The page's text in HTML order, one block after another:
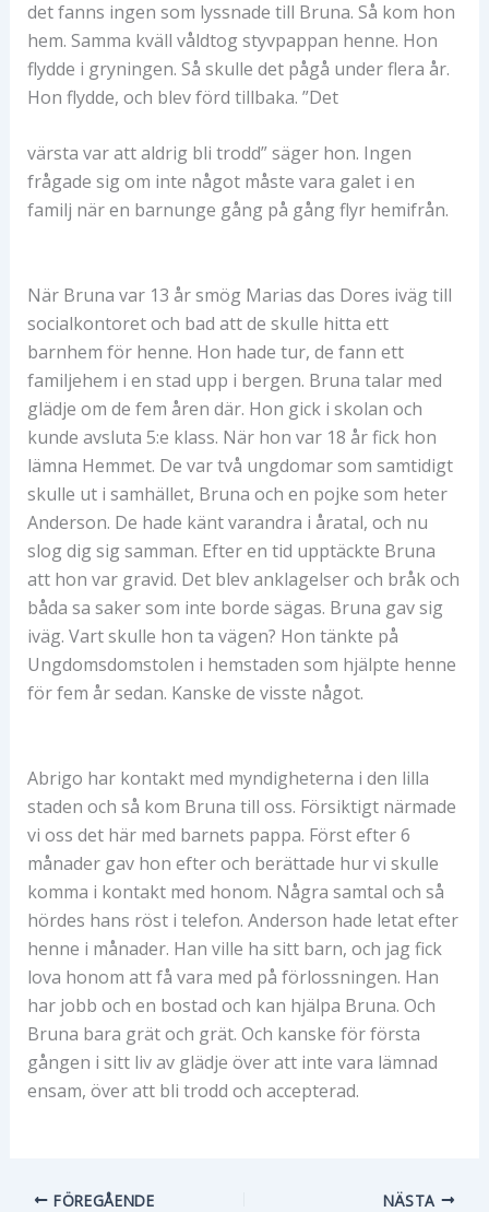
det fanns ingen som lyssnade till Bruna. Så kom hon
hem. Samma kväll våldtog styvpappan henne. Hon
flydde i gryningen. Så skulle det pågå under flera år.
Hon flydde, och blev förd tillbaka. ”Det
värsta var att aldrig bli trodd” säger hon. Ingen
frågade sig om inte något måste vara galet i en
familj när en barnunge gång på gång flyr hemifrån.
När Bruna var 13 år smög Marias das Dores iväg till
socialkontoret och bad att de skulle hitta ett
barnhem för henne. Hon hade tur, de fann ett
familjehem i en stad upp i bergen. Bruna talar med
glädje om de fem åren där. Hon gick i skolan och
kunde avsluta 5:e klass. När hon var 18 år fick hon
lämna Hemmet. De var två ungdomar som samtidigt
skulle ut i samhället, Bruna och en pojke som heter
Anderson. De hade känt varandra i åratal, och nu
slog dig sig samman. Efter en tid upptäckte Bruna
att hon var gravid. Det blev anklagelser och bråk och
båda sa saker som inte borde sägas. Bruna gav sig
iväg. Vart skulle hon ta vägen? Hon tänkte på
Ungdomsdomstolen i hemstaden som hjälpte henne
för fem år sedan. Kanske de visste något.
Abrigo har kontakt med myndigheterna i den lilla
staden och så kom Bruna till oss. Försiktigt närmade
vi oss det här med barnets pappa. Först efter 6
månader gav hon efter och berättade hur vi skulle
komma i kontakt med honom. Några samtal och så
hördes hans röst i telefon. Anderson hade letat efter
henne i månader. Han ville ha sitt barn, och jag fick
lova honom att få vara med på förlossningen. Han
har jobb och en bostad och kan hjälpa Bruna. Och
Bruna bara grät och grät. Och kanske för första
gången i sitt liv av glädje över att inte vara lämnad
ensam, över att bli trodd och accepterad.
FÖREGÅENDE NÄSTA